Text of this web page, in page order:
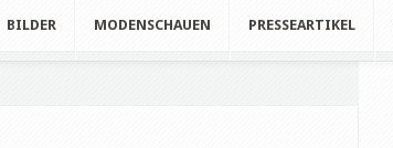
BILDER MODENSCHAUEN PRESSEARTIKEL